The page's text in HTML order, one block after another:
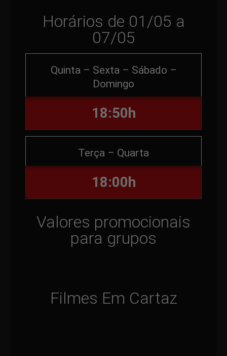
Horários de 01/05 a
07/05
Quinta – Sexta – Sábado –
Domingo
18:50h
Terça – Quarta
18:00h
Valores promocionais
para grupos
Filmes Em Cartaz